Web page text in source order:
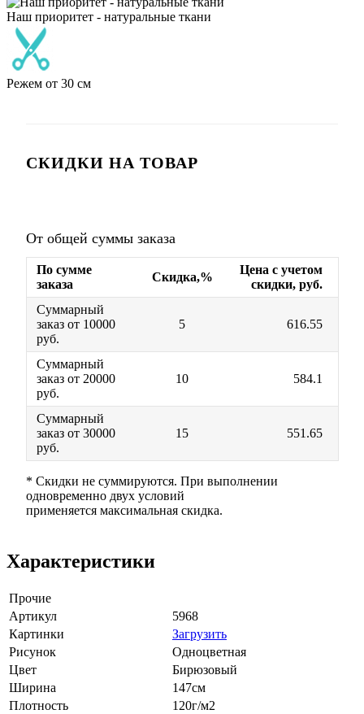
Наш приоритет - натуральные ткани
Режем от 30 см
СКИДКИ НА ТОВАР
От общей суммы заказа
По сумме
заказа
Скидка,%
Цена с учетом
скидки, руб.
Суммарный
заказ от 10000
руб.
5 616.55
Суммарный
заказ от 20000
руб.
10 584.1
Суммарный
заказ от 30000
руб.
15 551.65
* Скидки не суммируются. При выполнении
одновременно двух условий
применяется максимальная скидка.
Характеристики
Прочие
Артикул
5968
Картинки
Загрузить
Рисунок
Одноцветная
Цвет
Бирюзовый
Ширина
147см
Плотность
120г/м2